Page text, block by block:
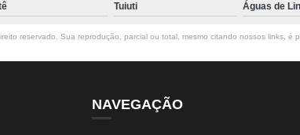
Tuiuti Águas de
reservado. Sua reprodução, parcial ou total, mesmo citando nossos links,
NAVEGAÇÃO